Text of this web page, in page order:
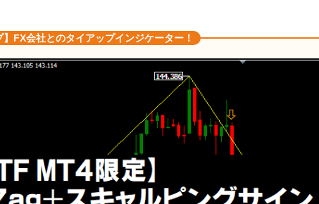
】FX会社とのタイアップインジケーター！